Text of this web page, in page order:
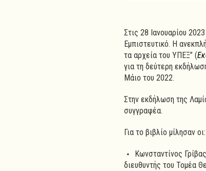
Στις 28 Ιανουαρίου
Εμπιστευτικό. Η
τα αρχεία του ΥΠΕΞ” (
για τη δεύτερη
Μάιο του 2022.
Στην εκδήλωση της
συγγραφέα.
Για το βιβλίο μίλησαν οι:
Κωνσταντίνος
διευθυντής του Τομέα